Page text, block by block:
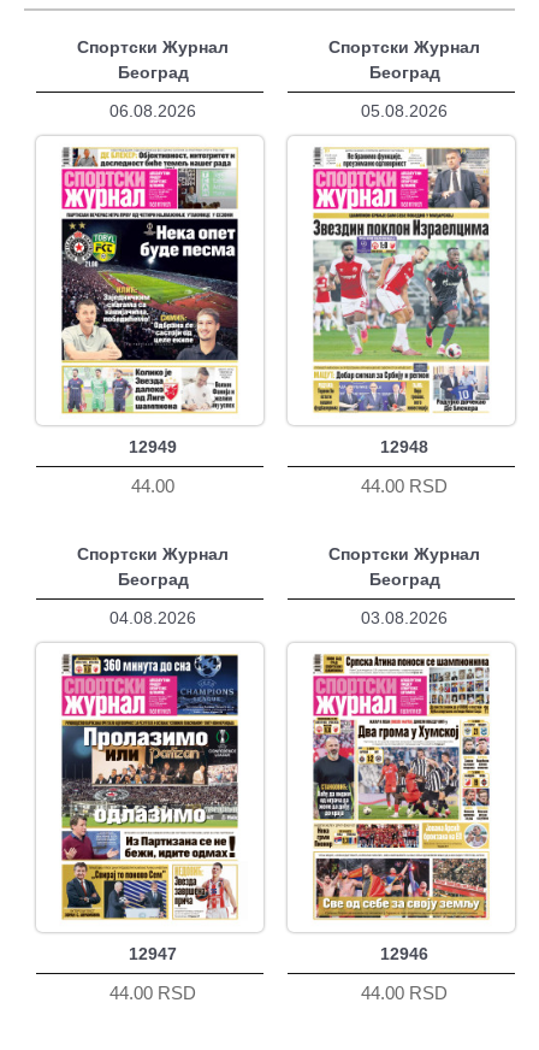
Спортски Журнал
Београд
06.08.2026
12949
44.00
Спортски Журнал
Београд
05.08.2026
12948
44.00 RSD
Спортски Журнал
Београд
04.08.2026
12947
44.00 RSD
Спортски Журнал
Београд
03.08.2026
12946
44.00 RSD